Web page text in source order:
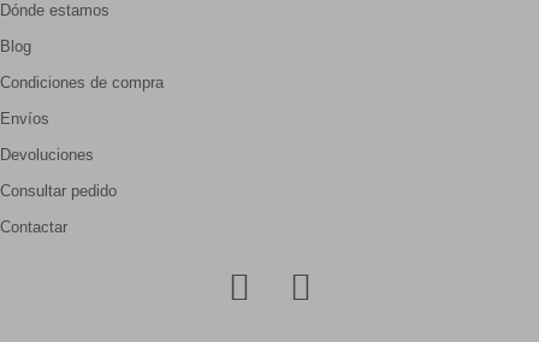
Dónde estamos
Blog
Condiciones de compra
Envíos
Devoluciones
Consultar pedido
Contactar